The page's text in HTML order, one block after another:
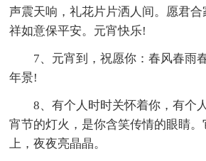
声震天响，礼花片片洒人间。愿君
祥如意保平安。元宵快乐!
7、元宵到，祝愿你：春风春雨
年景!
8、有个人时时关怀着你，有个
宵节的灯火，是你含笑传情的眼睛
上，夜夜亮晶晶。